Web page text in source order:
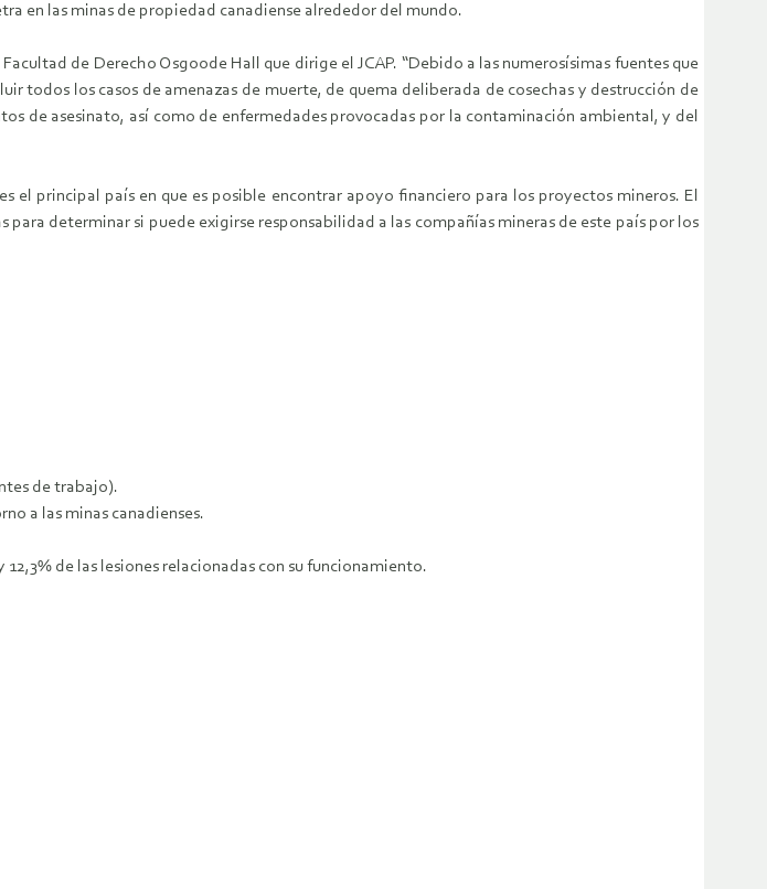
en las minas de propiedad canadiense alrededor del mundo.
de Derecho Osgoode Hall que dirige el JCAP. “Debido a las numerosísimas fuentes que
todos los casos de amenazas de muerte, de quema deliberada de cosechas y destrucción de
de asesinato, así como de enfermedades provocadas por la contaminación ambiental, y del
el principal país en que es posible encontrar apoyo financiero para los proyectos mineros. El
determinar si puede exigirse responsabilidad a las compañías mineras de este país por los
de trabajo).
a las minas canadienses.
de las lesiones relacionadas con su funcionamiento.